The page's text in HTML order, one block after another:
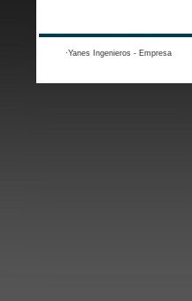
·Yanes Ingenieros - Empresa